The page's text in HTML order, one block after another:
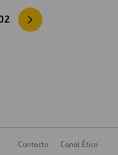
Contacto Canal Ético